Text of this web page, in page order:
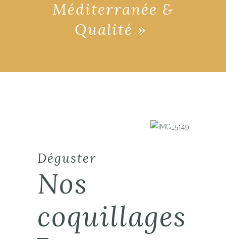
Méditerranée &
Qualité »
Déguster
Nos
coquillages